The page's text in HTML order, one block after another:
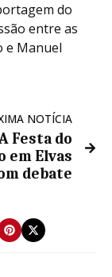
do
entre as
e Manuel
NOTÍCIA
Festa do
em Elvas
debate